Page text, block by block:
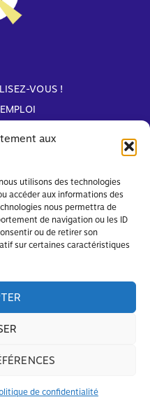
aux
utilisons des technologies
accéder aux informations des
nous permettra de
de navigation ou les ID
ou de retirer son
sur certaines caractéristiques
de confidentialité
VOUS !
de
droits réservés
de confidentialité